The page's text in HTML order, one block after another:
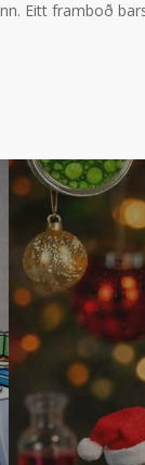
Eitt framboð